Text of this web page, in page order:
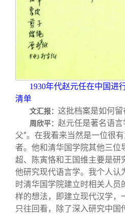
1930年代赵元任在中国进
清单
文汇报： 这批档案是如何留
周欣平： 赵元任是著名语言
父”。在我看来当然是一位很
者。他和清华国学院其他三位
超、陈寅恪和王国维主要是研
他研究现代语言学。我个人认
时清华国学院建立时相关人员
样的想法，即建立现代汉学，
只往回看，除了深入研究中国